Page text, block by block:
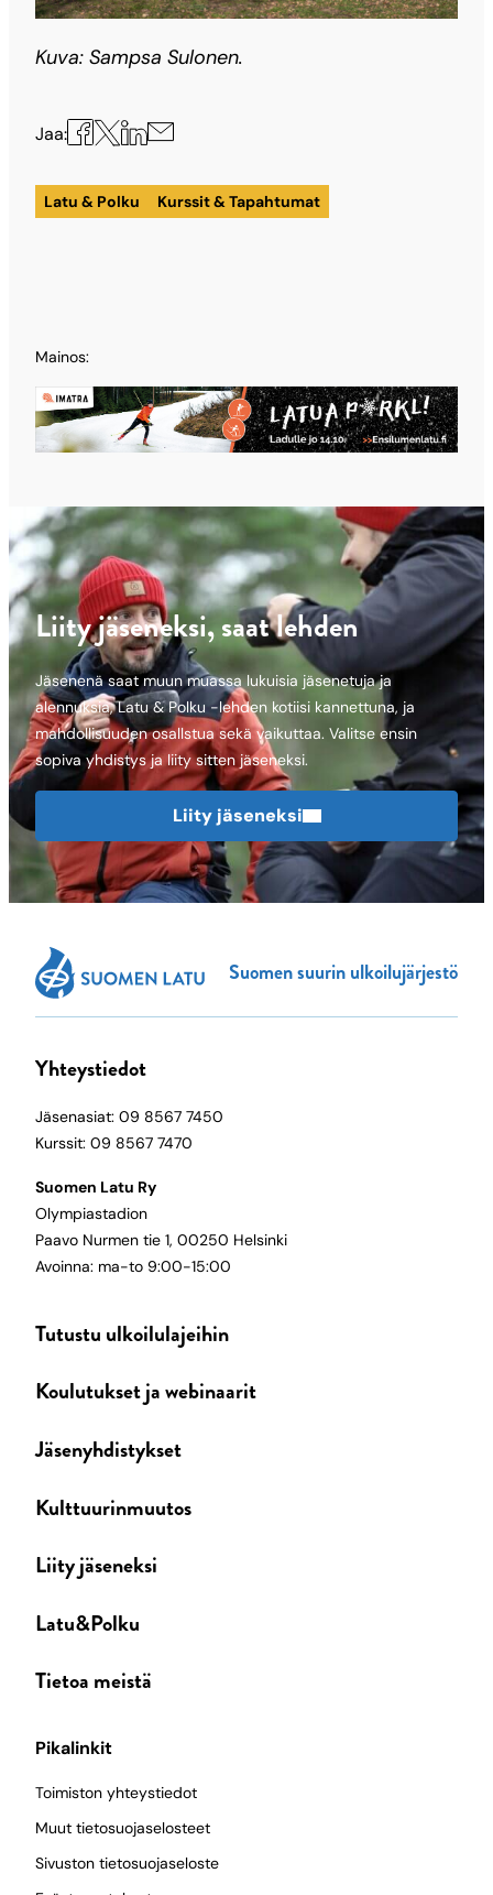
Kuva: Sampsa Sulonen.
Jaa: Jaa
Facebookissa
Jaa
X:ssä
Jaa
LinkedInissä
Jaa
sähköpostilla
Latu & Polku Kurssit & Tapahtumat
Mainos:
Liity jäseneksi, saat lehden
Jäsenenä saat muun muassa lukuisia jäsenetuja ja
alennuksia, Latu & Polku -lehden kotiisi kannettuna, ja
mahdollisuuden osallstua sekä vaikuttaa. Valitse ensin
sopiva yhdistys ja liity sitten jäseneksi.
Liity jäseneksi
Suomen suurin ulkoilujärjestö
Yhteystiedot
Jäsenasiat: 09 8567 7450
Kurssit: 09 8567 7470
Suomen Latu Ry
Olympiastadion
Paavo Nurmen tie 1, 00250 Helsinki
Avoinna: ma-to 9:00-15:00
Tutustu ulkoilulajeihin
Koulutukset ja webinaarit
Jäsenyhdistykset
Kulttuurinmuutos
Liity jäseneksi
Latu&Polku
Tietoa meistä
Pikalinkit
Toimiston yhteystiedot
Muut tietosuojaselosteet
Sivuston tietosuojaseloste